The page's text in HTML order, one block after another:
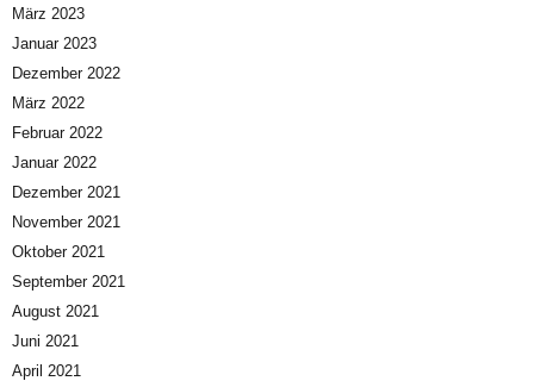
März 2023
Januar 2023
Dezember 2022
März 2022
Februar 2022
Januar 2022
Dezember 2021
November 2021
Oktober 2021
September 2021
August 2021
Juni 2021
April 2021